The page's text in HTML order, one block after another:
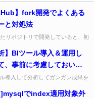
】fork開発でよくある
と対処法
リポジトリで開発していると、初
なものとその解決方法をまとめまし
push ...
】BIツール導入＆運用し
、事前に考慮しておいた
い事
導入して分析してガンガン成果を
最近珍しくなくなってきましたが、
でindex適用対象外